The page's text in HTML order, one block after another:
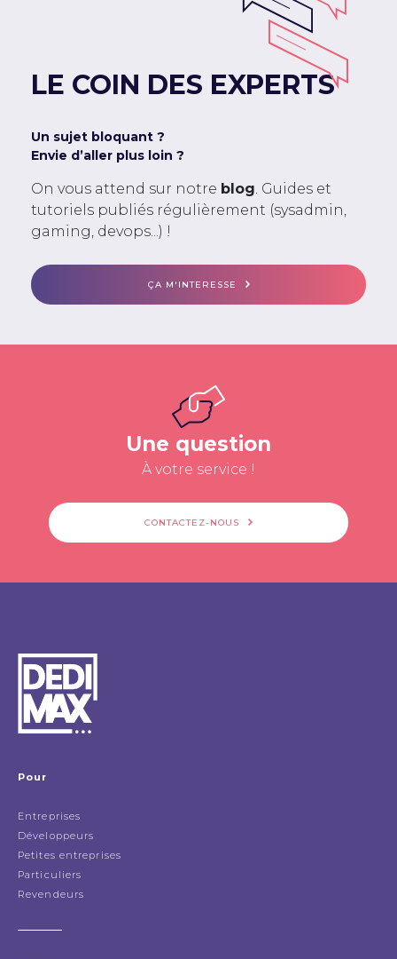
LE COIN DES EXPERTS
Un sujet bloquant ?
Envie d’aller plus loin ?
On vous attend sur notre blog . Guides et
tutoriels publiés régulièrement (sysadmin,
gaming, devops...) !
ÇA M'INTERESSE
Une question
À votre service !
CONTACTEZ-NOUS
Pour
Entreprises
Développeurs
Petites entreprises
Particuliers
Revendeurs